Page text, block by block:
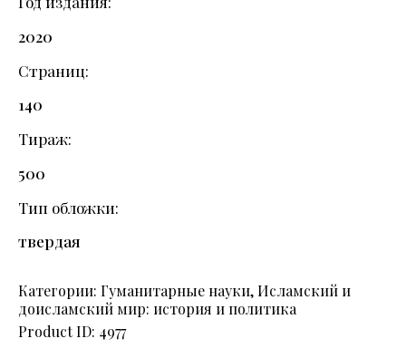
2020
Страниц
140
Тираж
500
Тип обложки
твердая
Категории: Гуманитарные науки,Исламский и
доисламский мир: история и политика
Product ID: 4977